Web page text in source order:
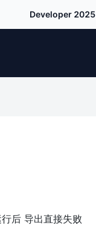
Developer 2025
后 导出直接失败